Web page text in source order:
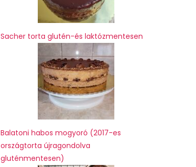
Sacher torta glutén-és laktózmentesen
Balatoni habos mogyoró (2017-es
országtorta újragondolva
gluténmentesen)